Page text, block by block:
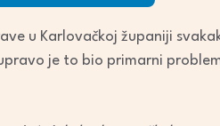
keys
u Karlovačkoj županiji
je to bio primarni